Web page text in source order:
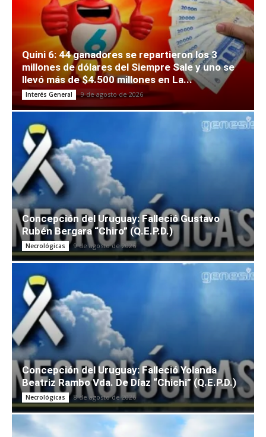
Quini 6: 44 ganadores se repartieron los 3
millones de dólares del Siempre Sale y uno se
llevó más de $4.500 millones en La...
Interés General 9 de agosto de 2026
Concepción del Uruguay: Falleció Gustavo
Rubén Bergara “Chiro” (Q.E.P.D.)
Necrológicas 9 de agosto de 2026
Concepción del Uruguay: Falleció Yolanda
Beatriz Rambo Vda. De Díaz “Chichi” (Q.E.P.D.)
Necrológicas 8 de agosto de 2026